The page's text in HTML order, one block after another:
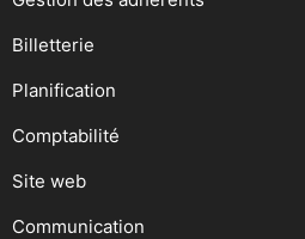
Billetterie
Planification
Comptabilité
Site web
Communication